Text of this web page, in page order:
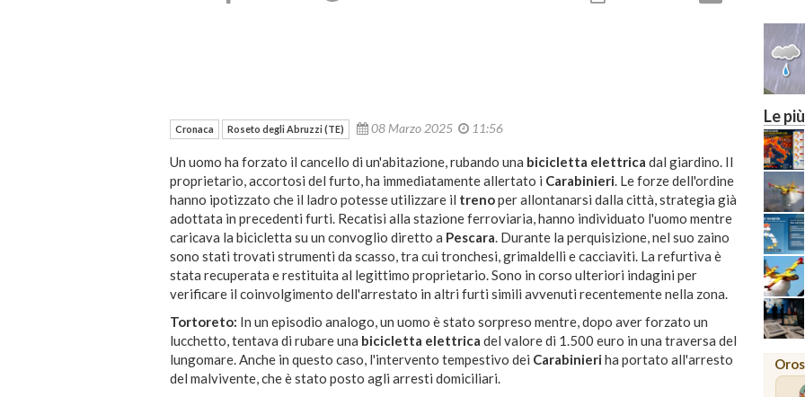
Cronaca Roseto degli Abruzzi (TE) 08 Marzo 2025 11:56
Un uomo ha forzato il cancello di un'abitazione, rubando una bicicletta elettrica dal giardino. Il
proprietario, accortosi del furto, ha immediatamente allertato i Carabinieri. Le forze dell'ordine
hanno ipotizzato che il ladro potesse utilizzare il trenoper allontanarsi dalla città, strategia già
adottata in precedenti furti. Recatisi alla stazione ferroviaria, hanno individuato l'uomo mentre
caricava la bicicletta su un convoglio diretto a Pescara. Durante la perquisizione, nel suo zaino
sono stati trovati strumenti da scasso, tra cui tronchesi, grimaldelli e cacciaviti. La refurtiva è
stata recuperata e restituita al legittimo proprietario. Sono in corso ulteriori indagini per
verificare il coinvolgimento dell'arrestato in altri furti simili avvenuti recentemente nella zona.
Tortoreto: In un episodio analogo, un uomo è stato sorpreso mentre, dopo aver forzato un
lucchetto, tentava di rubare una bicicletta elettrica del valore di 1.500 euro in una traversa del
lungomare. Anche in questo caso, l'intervento tempestivo dei Carabinieri ha portato all'arresto
del malvivente, che è stato posto agli arresti domiciliari.
Le